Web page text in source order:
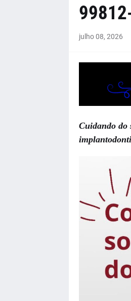
julho 08, 2026
Cuidando do